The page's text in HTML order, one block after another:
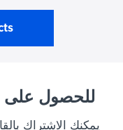
للحصول على
يمكنك الاشتراك